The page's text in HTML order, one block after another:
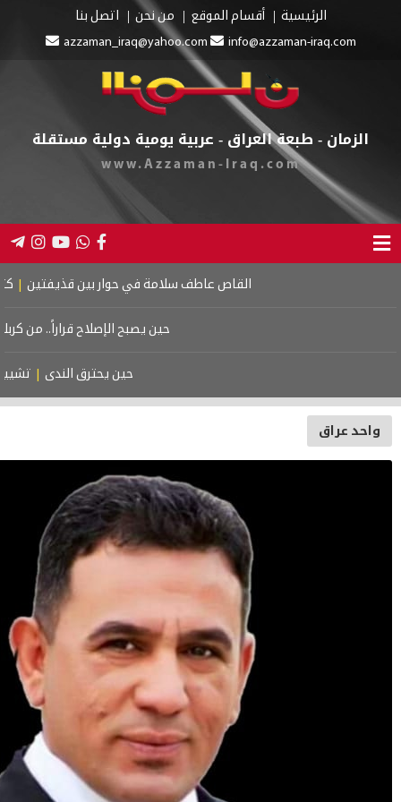
أقسام الموقع من نحن
اتصل بنا
azzaman_iraq@yahoo.com
العراق - عربية يومية دولية مستقلة
www.Azzaman-Iraq.com
القاص عاطف سلامة في حوار بين قذيفتين | كتاب اسرائيل الكبرى:
حين يصبح الإصلاح قراراً.. من كربلاء إلى معركة الدولة
تشييع موتسارت | الحرف